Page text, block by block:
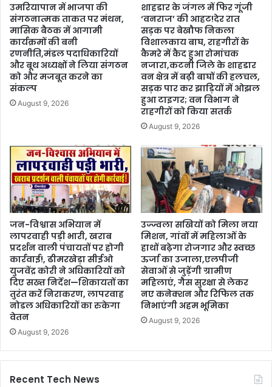
उमरियापान में भाजपा की
संगठनात्मक ताकत पर मंथन,
मासिक बैठक में आगामी
कार्यक्रमों की बनी
रणनीति,मंडल पदाधिकारियों
और बूथ अध्यक्षों ने लिया संगठन
को और मजबूत करने का
संकल्प
August 9, 2026
शाहडार के जंगल में फिर गूंजी
‘वनराज’ की आहट!देर रात
सड़क पर बेखौफ निकला
विशालकाय बाघ, राहगीरों के
कैमरे में कैद हुआ रोमांचक
नजारा,कटनी जिले के शाहडार
वन क्षेत्र में बढ़ी बाघों की हलचल,
सड़क पार कर झाड़ियों में ओझल
हुआ टाइगर; वन विभाग ने
राहगीरों को किया सतर्क
August 9, 2026
जन-विश्वास अभियान में
लापरवाही पड़ी भारी, खराब
प्रदर्शन वाली पंचायतों पर होगी
कार्रवाई!, ढीमरखेड़ा सीईओ
युजवेंद्र कोरी ने अधिकारियों को
दिए सख्त निर्देश—शिकायतों का
तुरंत करें निराकरण, लापरवाह
नोडल अधिकारियों का रुकेगा
वेतन
August 9, 2026
उज्ज्वला सखियों को मिला नया
मिशन, गांवों में महिलाओं के
हाथों बढ़ेगा रोजगार और स्वच्छ
ऊर्जा का उजाला,एलपीजी
सेवाओं से जुड़ेंगी ग्रामीण
महिलाएं, गैस सुरक्षा से लेकर
नए कनेक्शन और रिफिल तक
निभाएंगी अहम भूमिका
August 9, 2026
Recent Tech News